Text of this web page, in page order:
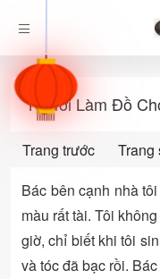
Người Làm Đồ
Trang trước
Trang
Bác bên cạnh nhà
màu rất tài. Tôi
giờ, chỉ biết khi tôi
và tóc đã bạc rồi.